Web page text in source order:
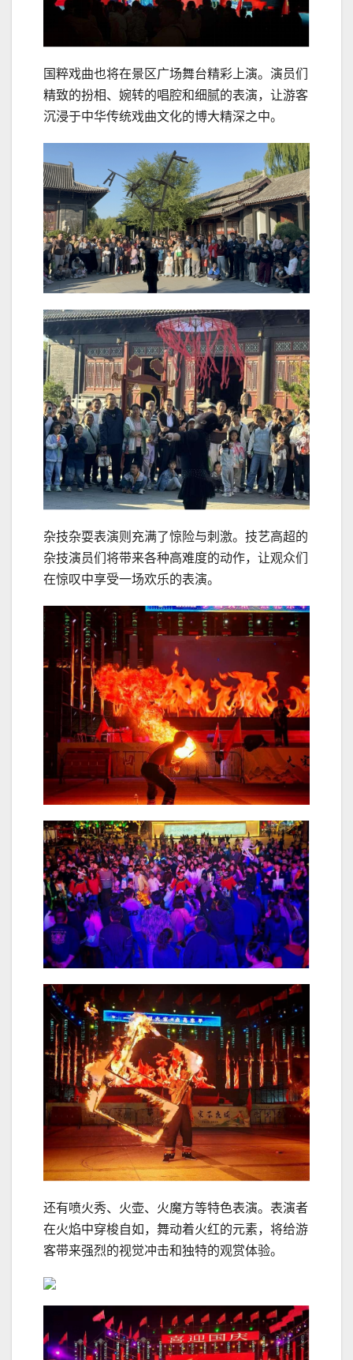
国粹戏曲也将在景区广场舞台精彩上演。演员们
精致的扮相、婉转的唱腔和细腻的表演，让游客
沉浸于中华传统戏曲文化的博大精深之中。
杂技杂耍表演则充满了惊险与刺激。技艺高超的
杂技演员们将带来各种高难度的动作，让观众们
在惊叹中享受一场欢乐的表演。
还有喷火秀、火壶、火魔方等特色表演。表演者
在火焰中穿梭自如，舞动着火红的元素，将给游
客带来强烈的视觉冲击和独特的观赏体验。